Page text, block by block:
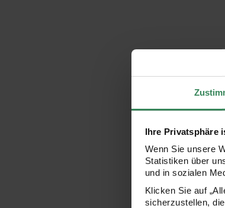
Ihre Privatsphäre
Wenn Sie unsere
Statistiken über
und in sozialen
Klicken Sie auf
sicherzustellen,